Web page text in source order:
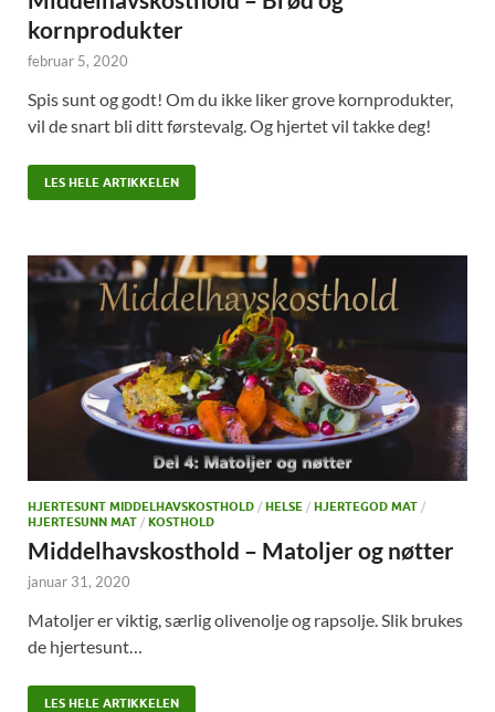
kornprodukter
februar 5, 2020
Spis sunt og godt! Om du ikke liker grove kornprodukter,
vil de snart bli ditt førstevalg. Og hjertet vil takke deg!
LES HELE ARTIKKELEN
HJERTESUNT MIDDELHAVSKOSTHOLD / HELSE / HJERTEGOD MAT /
HJERTESUNN MAT / KOSTHOLD
Middelhavskosthold – Matoljer og nøtter
januar 31, 2020
Matoljer er viktig, særlig olivenolje og rapsolje. Slik brukes
de hjertesunt…
LES HELE ARTIKKELEN